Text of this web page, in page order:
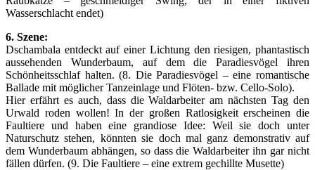
Wasserschlacht endet)
6. Szene:
Dschambala entdeckt auf einer Lichtung den riesigen, phantastisch
aussehenden Wunderbaum, auf dem die Paradiesvögel ihren
Schönheitsschlaf halten. (8. Die Paradiesvögel – eine romantische
Ballade mit möglicher Tanzeinlage und Flöten- bzw. Cello-Solo).
Hier erfährt es auch, dass die Waldarbeiter am nächsten Tag den
Urwald roden wollen! In der großen Ratlosigkeit erscheinen die
Faultiere und haben eine grandiose Idee: Weil sie doch unter
Naturschutz stehen, könnten sie doch mal ganz demonstrativ auf
dem Wunderbaum abhängen, so dass die Waldarbeiter ihn gar nicht
fällen dürfen. (9. Die Faultiere – eine extrem gechillte Musette)